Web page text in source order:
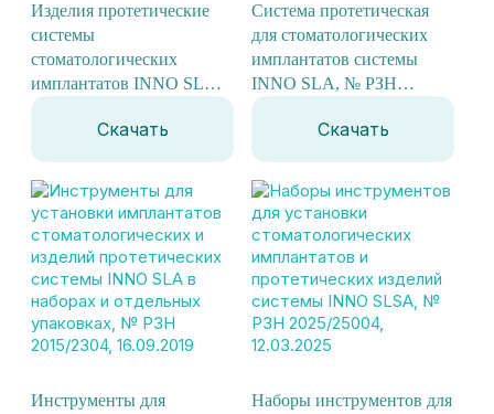
Изделия протетические
системы
стоматологических
имплантатов INNO SLA,
№ РЗН 2015/2310,
18.09.2019Скачать
Система протетическая
для стоматологических
имплантатов системы
INNO SLA, № РЗН
2025/24951, 04.03.2025
Скачать
Инструменты для
Наборы инструментов для